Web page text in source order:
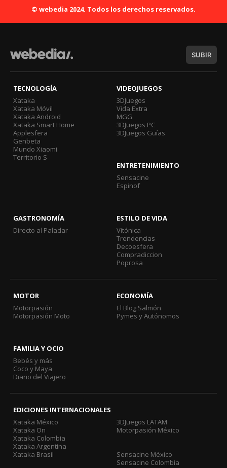
© webedia 2024. Todos los derechos reservados.
SUBIR
TECNOLOGÍA
Xataka
Xataka Móvil
Xataka Android
Xataka Smart Home
Applesfera
Genbeta
Mundo Xiaomi
Territorio S
VIDEOJUEGOS
3DJuegos
Vida Extra
MGG
3DJuegos PC
3DJuegos Guías
ENTRETENIMIENTO
Sensacine
Espinof
GASTRONOMÍA
Directo al Paladar
ESTILO DE VIDA
Vitónica
Trendencias
Decoesfera
Compradiccion
Poprosa
MOTOR
Motorpasión
Motorpasión Moto
ECONOMÍA
El Blog Salmón
Pymes y Autónomos
FAMILIA Y OCIO
Bebés y más
Coco y Maya
Diario del Viajero
EDICIONES INTERNACIONALES
Xataka México
Xataka On
Xataka Colombia
Xataka Argentina
Xataka Brasil
3DJuegos LATAM
Motorpasión México
Sensacine México
Sensacine Colombia